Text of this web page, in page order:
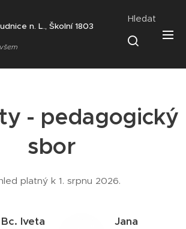
n. L., Školní 1803
Hledat
- pedagogický
sbor
platný k 1. srpnu 2026.
Iveta
Jana